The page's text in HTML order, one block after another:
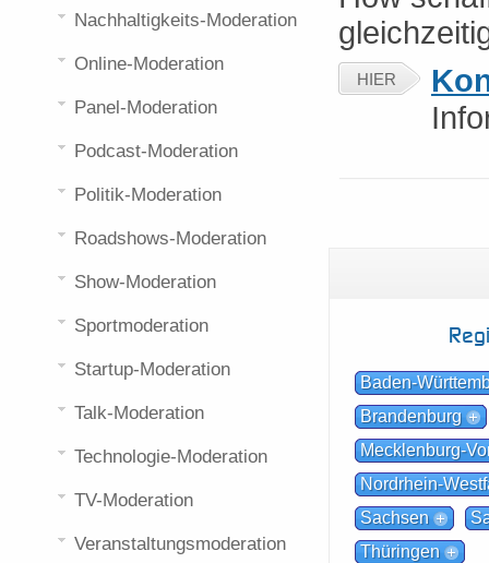
HIER
Baden-
Brandenburg
Mecklenburg-
Nordrhein-
Sachsen
Thüringen
Nachhaltigkeits-Moderation
Online-Moderation
Panel-Moderation
Podcast-Moderation
Politik-Moderation
Roadshows-Moderation
Show-Moderation
Sportmoderation
Startup-Moderation
Talk-Moderation
Technologie-Moderation
TV-Moderation
Veranstaltungsmoderation